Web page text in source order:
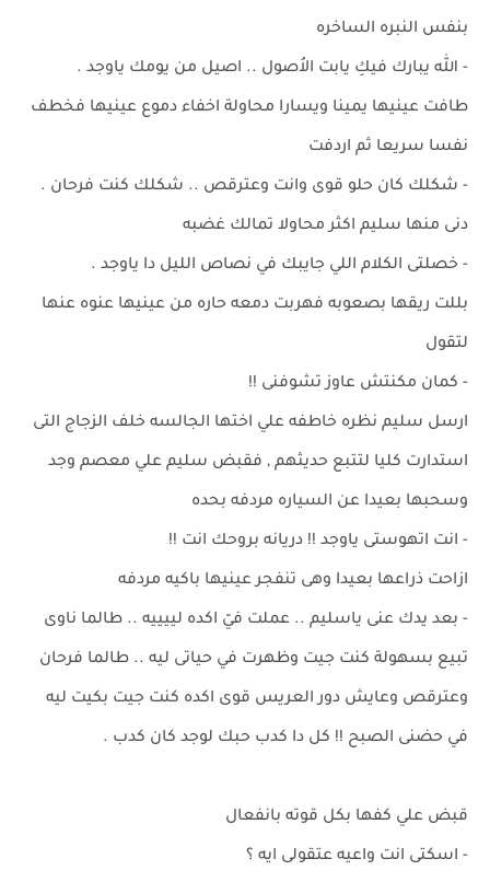
بنفس النبره الساخره
- الله يبارك فيكِ يابت الاُصول .. اصيل من يومك ياوجد .
طافت عينيها يمينا ويسارا محاولة اخفاء دموع عينيها فخطف
نفسا سريعا ثم اردفت
- شكلك كان حلو قوى وانت وعترقص .. شكلك كنت فرحان .
دنى منها سليم اكثر محاولا تمالك غضبه
- خصلتى الكلام اللي جايبك في نصاص الليل دا ياوجد .
بللت ريقها بصعوبه فهربت دمعه حاره من عينيها عنوه عنها
لتقول
- كمان مكنتش عاوز تشوفنى !!
ارسل سليم نظره خاطفه علي اختها الجالسه خلف الزجاج التى
استدارت كليا لتتبع حديثهم , فقبض سليم علي معصم وجد
وسحبها بعيدا عن السياره مردفه بحده
- انت اتهوستى ياوجد !! دريانه بروحك انت !!
ازاحت ذراعها بعيدا وهى تنفجر عينيها باكيه مردفه
- بعد يدك عنى ياسليم .. عملت فيّ اكده لييييه .. طالما ناوى
تبيع بسهولة كنت جيت وظهرت في حياتى ليه .. طالما فرحان
وعترقص وعايش دور العريس قوى اكده كنت جيت بكيت ليه
في حضنى الصبح !! كل دا كدب حبك لوجد كان كدب .
قبض علي كفها بكل قوته بانفعال
- اسكتى انت واعيه عتقولى ايه ؟